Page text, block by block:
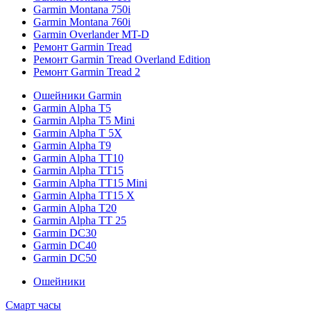
Garmin Montana 750i
Garmin Montana 760i
Garmin Overlander MT-D
Ремонт Garmin Tread
Ремонт Garmin Tread Overland Edition
Ремонт Garmin Tread 2
Ошейники Garmin
Garmin Alpha T5
Garmin Alpha T5 Mini
Garmin Alpha T 5X
Garmin Alpha T9
Garmin Alpha TT10
Garmin Alpha TT15
Garmin Alpha TT15 Mini
Garmin Alpha TT15 X
Garmin Alpha T20
Garmin Alpha TT 25
Garmin DC30
Garmin DC40
Garmin DC50
Ошейники
Смарт часы